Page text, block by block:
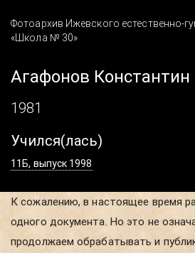
Фотоархив Ижевского естественно-
«Школа № 30»
Агафонов Константин
1981
Учился(лась)
11Б, выпуск 1998
К сожалению, в настоящее время
одного документа. Но это не
продолжаем обрабатывать и